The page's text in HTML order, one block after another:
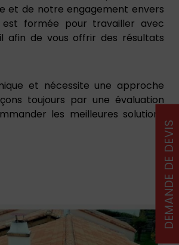
et de notre engagement envers
formée pour travailler avec
afin de vous offrir des résultats
et nécessite une approche
toujours par une évaluation
les meilleures solutions
DEMANDE DE DEVIS